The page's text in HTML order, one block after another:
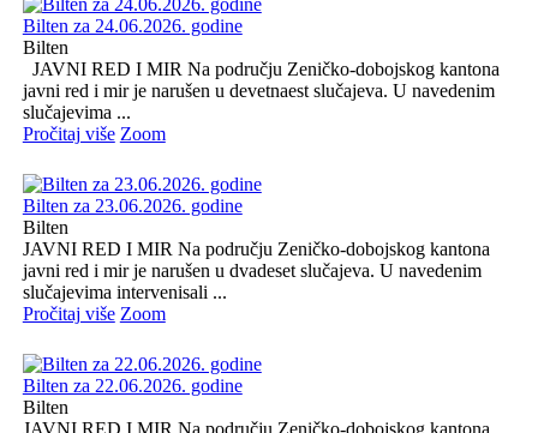
Bilten za 24.06.2026. godine
Bilten
JAVNI RED I MIR Na području Zeničko-dobojskog kantona
javni red i mir je narušen u devetnaest slučajeva. U navedenim
slučajevima ...
Pročitaj više Zoom
Bilten za 23.06.2026. godine
Bilten
JAVNI RED I MIR Na području Zeničko-dobojskog kantona
javni red i mir je narušen u dvadeset slučajeva. U navedenim
slučajevima intervenisali ...
Pročitaj više Zoom
Bilten za 22.06.2026. godine
Bilten
JAVNI RED I MIR Na području Zeničko-dobojskog kantona